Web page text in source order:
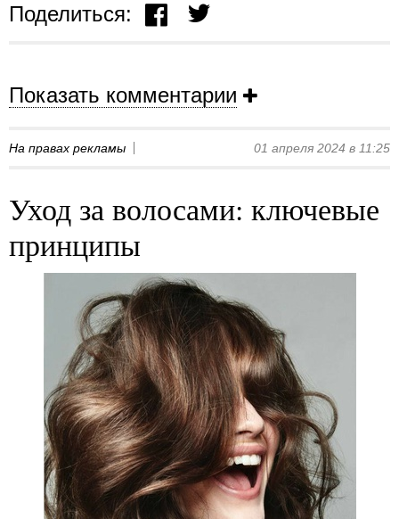
Поделиться:
Показать комментарии
На правах рекламы 01 апреля 2024 в 11:25
Уход за волосами: ключевые
принципы